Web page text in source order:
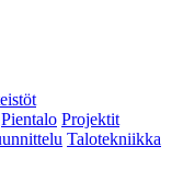
Pientalo Projektit
Talotekniikka